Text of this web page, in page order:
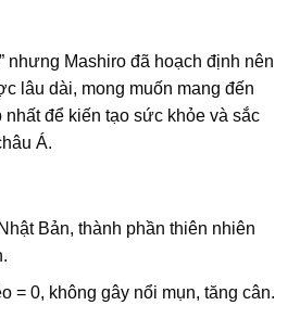
” nhưng Mashiro đã hoạch định nên
lâu dài, mong muốn mang đến
nhất để kiến tạo sức khỏe và sắc
Á.
Bản, thành phần thiên nhiên
= 0, không gây nổi mụn, tăng cân.